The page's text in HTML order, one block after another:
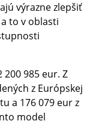
výrazne zlepšiť
to v oblasti
985 eur. Z
z Európskej
a 176 079 eur z
model